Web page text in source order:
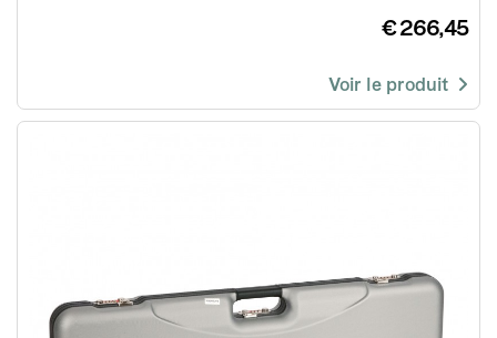
€ 266,45
Voir le produit